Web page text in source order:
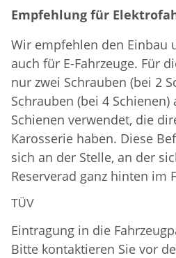
Empfehlung für
Wir empfehlen den Einbau
auch für E-Fahrzeuge. Für
nur zwei Schrauben (bei 2
Schrauben (bei 4 Schienen)
Schienen verwendet, die
Karosserie haben. Diese
sich an der Stelle, an der
Reserverad ganz hinten im
TÜV
Eintragung in die
Bitte kontaktieren Sie vor